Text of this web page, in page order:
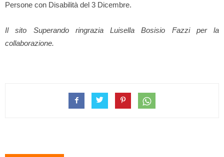
Persone con Disabilità del 3 Dicembre.
Il sito Superando ringrazia Luisella Bosisio Fazzi per la
collaborazione.